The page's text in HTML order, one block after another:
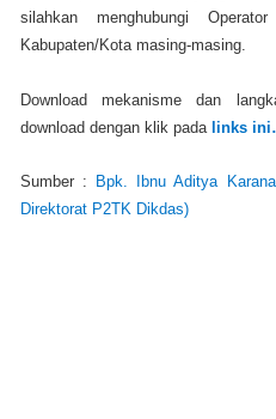
silahkan menghubungi
Kabupaten/Kota masing-masing.
Download mekanisme dan
download dengan klik pada links
Sumber : Bpk. Ibnu Aditya
Direktorat P2TK Dikdas)